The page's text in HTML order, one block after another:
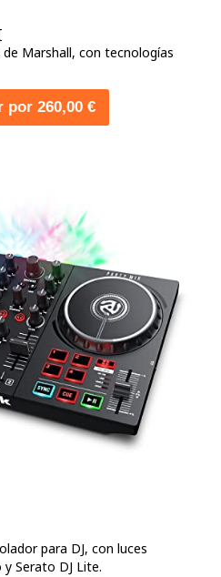
Marshall, con tecnologías
por 260,00 €
para DJ, con luces
Serato DJ Lite.